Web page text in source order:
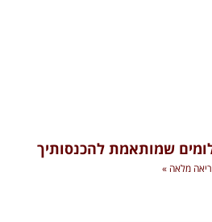
שמותאמת להכנסותיך
מלאה »